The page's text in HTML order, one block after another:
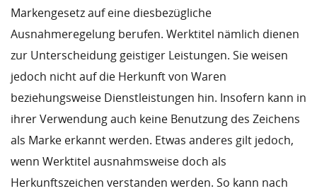
Markengesetz auf eine diesbezügliche
Ausnahmeregelung berufen. Werktitel nämlich dienen
zur Unterscheidung geistiger Leistungen. Sie weisen
jedoch nicht auf die Herkunft von Waren
beziehungsweise Dienstleistungen hin. Insofern kann in
ihrer Verwendung auch keine Benutzung des Zeichens
als Marke erkannt werden. Etwas anderes gilt jedoch,
wenn Werktitel ausnahmsweise doch als
Herkunftszeichen verstanden werden. So kann nach